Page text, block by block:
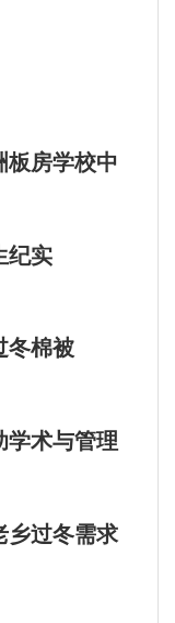
板房学校中
纪实
冬棉被
学术与管理
乡过冬需求